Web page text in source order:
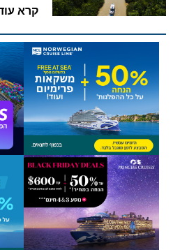
קרא